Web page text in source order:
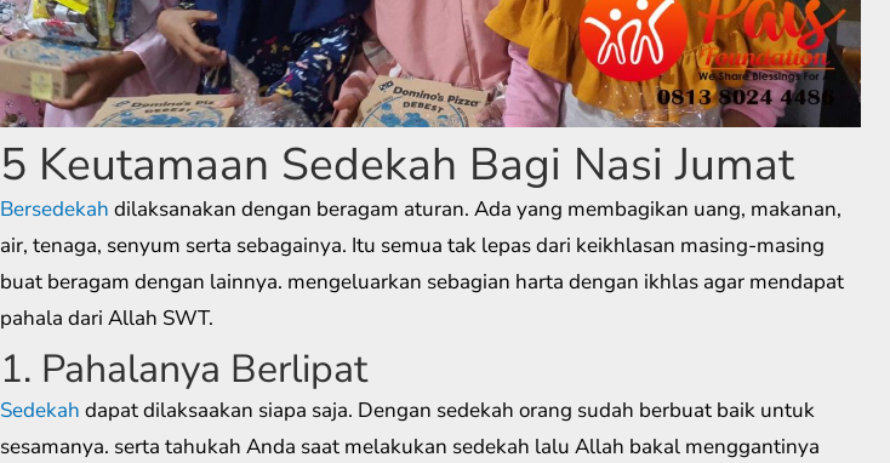
5 Keutamaan Sedekah Bagi Nasi Jumat
Bersedekah dilaksanakan dengan beragam aturan. Ada yang membagikan uang, makanan,
air, tenaga, senyum serta sebagainya. Itu semua tak lepas dari keikhlasan masing-masing
buat beragam dengan lainnya. mengeluarkan sebagian harta dengan ikhlas agar mendapat
pahala dari Allah SWT.
1. Pahalanya Berlipat
Sedekah dapat dilaksaakan siapa saja. Dengan sedekah orang sudah berbuat baik untuk
sesamanya. serta tahukah Anda saat melakukan sedekah lalu Allah bakal menggantinya